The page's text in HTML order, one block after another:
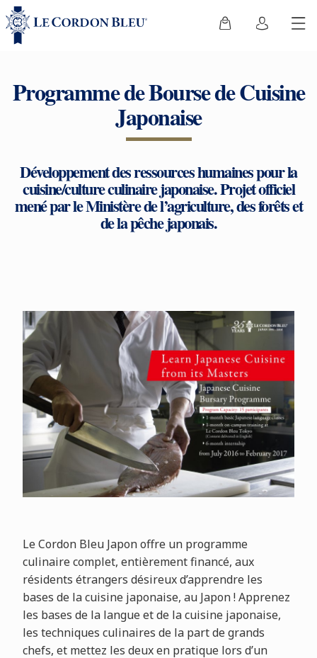
Programme de Bourse de Cuisine
Japonaise
Développement des ressources humaines pour la
cuisine/culture culinaire japonaise. Projet officiel
mené par le Ministère de l’agriculture, des forêts et
de la pêche japonais.
Le Cordon Bleu Japon offre un programme
culinaire complet, entièrement financé, aux
résidents étrangers désireux d’apprendre les
bases de la cuisine japonaise, au Japon ! Apprenez
les bases de la langue et de la cuisine japonaise,
les techniques culinaires de la part de grands
chefs, et mettez les deux en pratique lors d’un